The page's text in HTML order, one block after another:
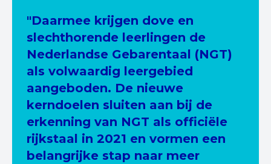
"Daarmee krijgen dove en
slechthorende leerlingen de
Nederlandse Gebarentaal (NGT)
als volwaardig leergebied
aangeboden. De nieuwe
kerndoelen sluiten aan bij de
erkenning van NGT als officiële
rijkstaal in 2021 en vormen een
belangrijke stap naar meer